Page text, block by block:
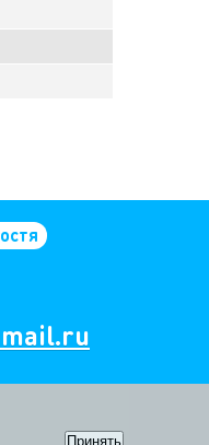
Принять